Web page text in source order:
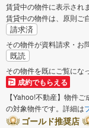
賃貸中の物件に表示されま
賃貸中の物件は、原則ご
請求済
その物件が資料請求・お
既読
その物件を既にご覧にな
成約でもらえる
【Yahoo!不動産】物件
の対象物件です。詳細は
ゴールド推奨店